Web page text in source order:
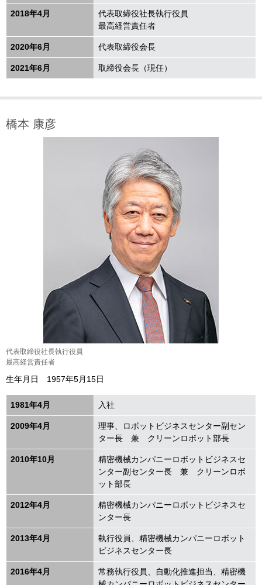
2018年4月
代表取締役社長執行役員
最高経営責任者
2020年6月 代表取締役会長
2021年6月 取締役会長（現任）
橋本 康彦
代表取締役社⻑執⾏役員
最⾼経営責任者
生年月日 1957年5月15日
1981年4月 入社
2009年4月
理事、ロボットビジネスセンター副セン
ター長 兼 クリーンロボット部長
2010年10月
精密機械カンパニーロボットビジネスセ
ンター副センター長 兼 クリーンロボ
ット部長
2012年4月
精密機械カンパニーロボットビジネスセ
ンター長
2013年4月
執行役員、精密機械カンパニーロボット
ビジネスセンター長
2016年4月
常務執行役員、自動化推進担当、精密機